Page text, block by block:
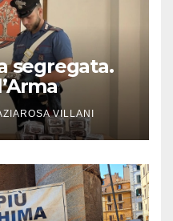
segregata.
VILLANI